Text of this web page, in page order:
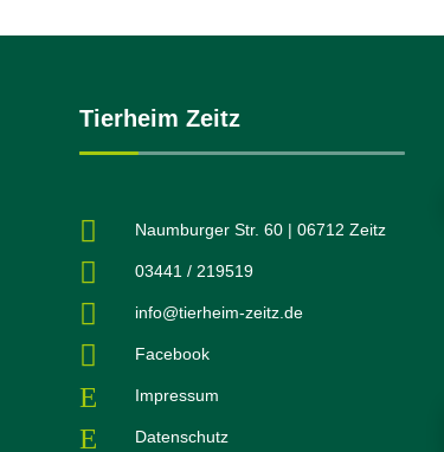
Tierheim Zeitz
 Naumburger Str. 60 | 06712 Zeitz
 03441 / 219519
 info@tierheim-zeitz.de
 Facebook
E Impressum
E Datenschutz